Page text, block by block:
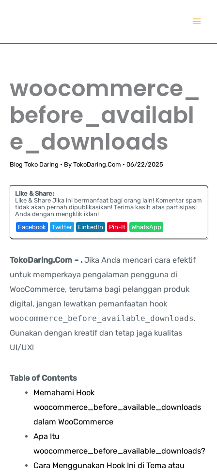
woocommerce_
before_availabl
e_downloads
Blog Toko Daring • By TokoDaring.Com • 06/22/2025
Like & Share:
Like & Share Jika ini bermanfaat bagi orang lain! Komentar spam
tidak akan pernah dipublikasikan! Terima kasih atas partisipasi
Anda dengan mengklik iklan!
Facebook
Twitter LinkedIn Pin-It WhatsApp
TokoDaring.Com – . Jika Anda mencari cara efektif
untuk memperkaya pengalaman pengguna di
WooCommerce, terutama bagi pelanggan produk
digital, jangan lewatkan pemanfaatan hook
woocommerce_before_available_downloads.
Gunakan dengan kreatif dan tetap jaga kualitas
UI/UX!
Table of Contents
Memahami Hook
woocommerce_before_available_downloads
dalam WooCommerce
Apa Itu
woocommerce_before_available_downloads?
Cara Menggunakan Hook Ini di Tema atau